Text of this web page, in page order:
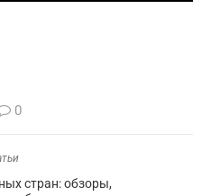
0
стран: обзоры,